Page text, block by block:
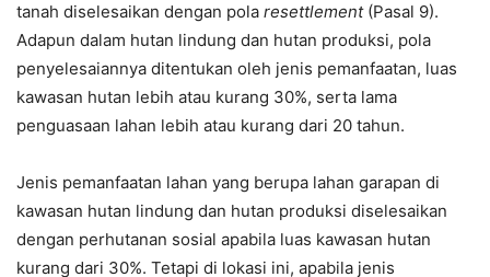
tanah diselesaikan dengan pola resettlement(Pasal 9).
Adapun dalam hutan lindung dan hutan produksi, pola
penyelesaiannya ditentukan oleh jenis pemanfaatan, luas
kawasan hutan lebih atau kurang 30%, serta lama
penguasaan lahan lebih atau kurang dari 20 tahun.
Jenis pemanfaatan lahan yang berupa lahan garapan di
kawasan hutan lindung dan hutan produksi diselesaikan
dengan perhutanan sosial apabila luas kawasan hutan
kurang dari 30%. Tetapi di lokasi ini, apabila jenis